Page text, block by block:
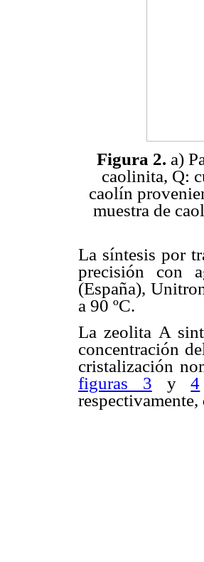
Figura 2. a)
caolinita, Q:
caolín
muestra de
La síntesis por
precisión con
(España),
a 90 ºC.
La zeolita A
concentración
cristalización
figuras 3 y4